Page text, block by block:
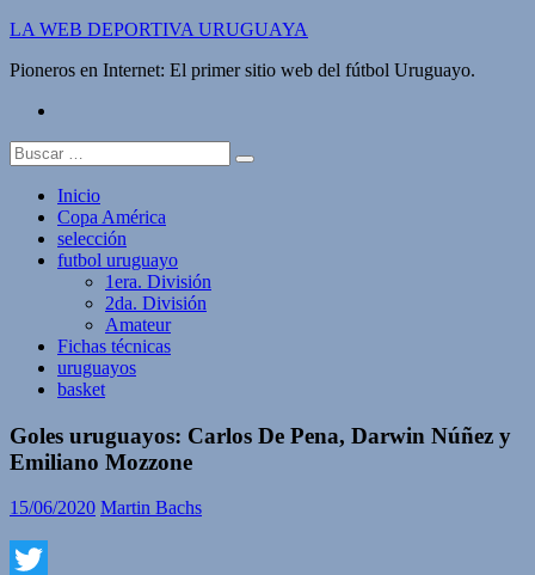
Saltar
contenido
LA WEB DEPORTIVA URUGUAYA
Pioneros en Internet: El primer sitio web del fútbol Uruguayo.
Buscar:
Inicio
Copa América
selección
futbol uruguayo
1era. División
2da. División
Amateur
Fichas técnicas
uruguayos
basket
Goles uruguayos: Carlos De Pena, Darwin Núñez y
Emiliano Mozzone
15/06/2020 Martin Bachs